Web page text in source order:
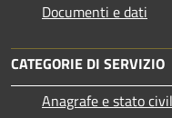
Documenti e dati
CATEGORIE DI SERVIZIO
Anagrafe e stato